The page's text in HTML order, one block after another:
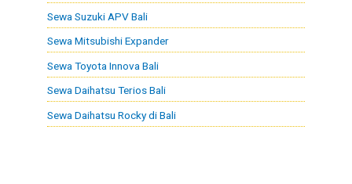
Sewa Suzuki APV Bali
Sewa Mitsubishi Expander
Sewa Toyota Innova Bali
Sewa Daihatsu Terios Bali
Sewa Daihatsu Rocky di Bali